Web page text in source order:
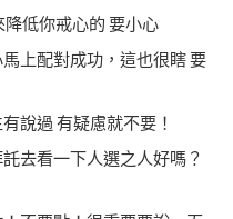
低你戒心的 要小心
上配對成功，這也很瞎 要
說過 有疑慮就不要！
去看一下人選之人好嗎？